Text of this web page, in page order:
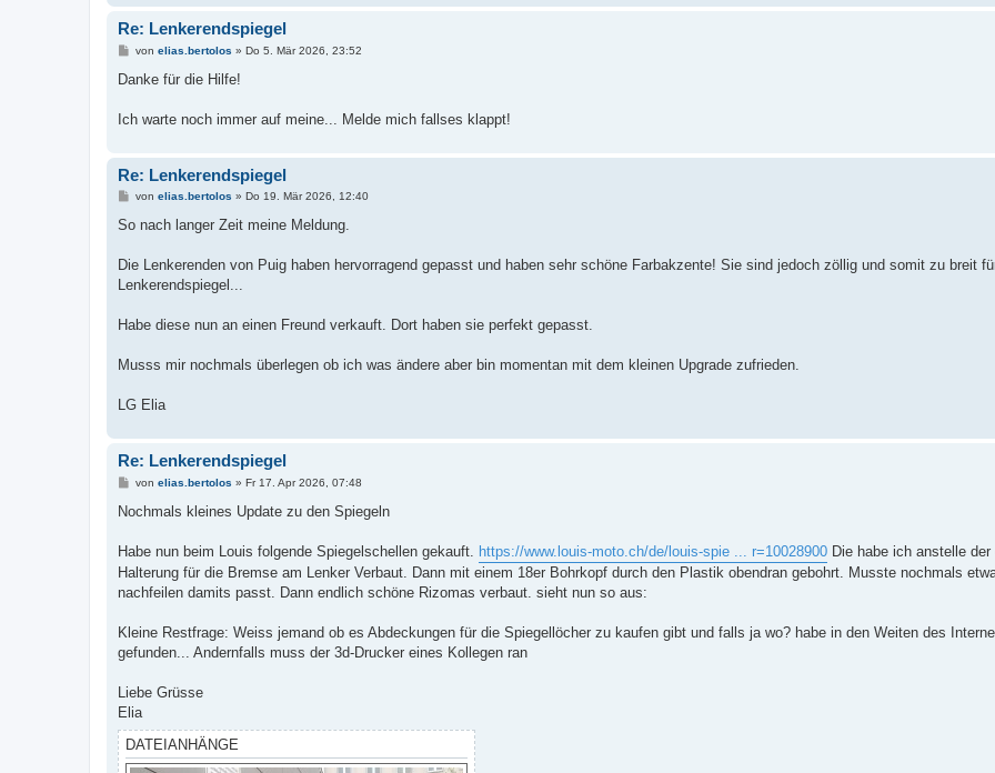
Re: Lenkerendspiegel
B
i
a
von elias.bertolos » Do 5. Mär 2026, 23:52
Danke für die Hilfe!
Ich warte noch immer auf meine... Melde mich fallses klappt!
Re: Lenkerendspiegel
B
i
a
von elias.bertolos » Do 19. Mär 2026, 12:40
So nach langer Zeit meine Meldung.
Die Lenkerenden von Puig haben hervorragend gepasst und haben sehr schöne Farbakzente! Sie sind jedoch zöllig und somit zu breit
Lenkerendspiegel...
Habe diese nun an einen Freund verkauft. Dort haben sie perfekt gepasst.
Musss mir nochmals überlegen ob ich was ändere aber bin momentan mit dem kleinen Upgrade zufrieden.
LG Elia
Re: Lenkerendspiegel
B
i
a
von elias.bertolos » Fr 17. Apr 2026, 07:48
Nochmals kleines Update zu den Spiegeln
Habe nun beim Louis folgende Spiegelschellen gekauft. https://www.louis-moto.ch/de/louis-spie ... r=10028900 Die habe ich anstelle der
Halterung für die Bremse am Lenker Verbaut. Dann mit einem 18er Bohrkopf durch den Plastik obendran gebohrt. Musste nochmals
nachfeilen damits passt. Dann endlich schöne Rizomas verbaut. sieht nun so aus:
Kleine Restfrage: Weiss jemand ob es Abdeckungen für die Spiegellöcher zu kaufen gibt und falls ja wo? habe in den Weiten des
gefunden... Andernfalls muss der 3d-Drucker eines Kollegen ran
Liebe Grüsse
Elia
DATEIANHÄNGE